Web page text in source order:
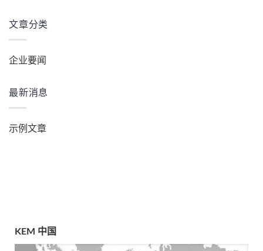
文章分类
企业要闻
最新消息
示例文章
KEM 中国